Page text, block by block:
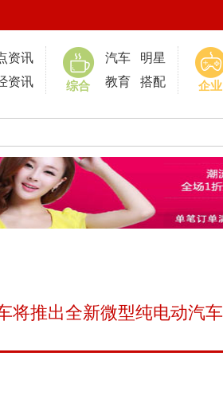
资讯
资讯
综合
汽车
明星
教育
搭配 企业
将推出全新微型纯电动汽车